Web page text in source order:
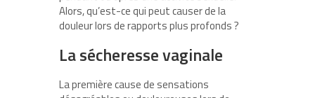
Alors, qu’est-ce qui peut causer de la
douleur lors de rapports plus profonds ?
La sécheresse vaginale
La première cause de sensations